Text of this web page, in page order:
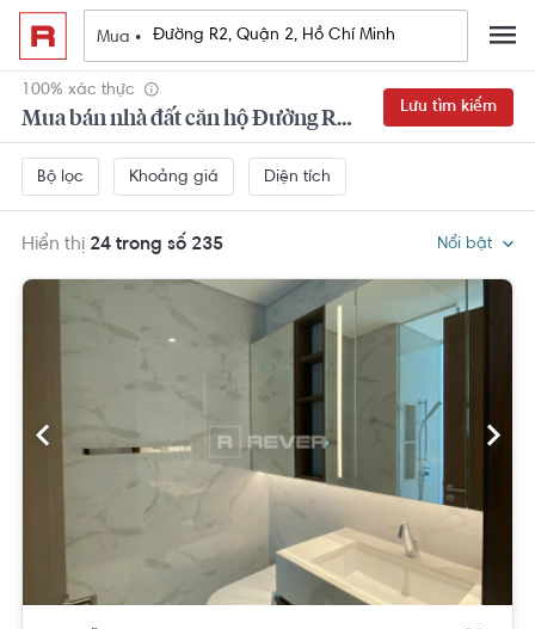
Mua •
100% xác thực
Mua bán nhà đất căn hộ Đường R2, Quận 2, Hồ Chí Minh
Lưu tìm kiếm
Bộ lọc Khoảng giá Diện tích
Hiển thị 24 trong số 235 Nổi bật